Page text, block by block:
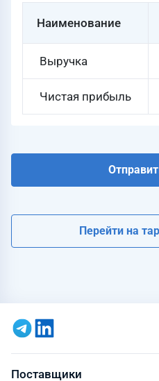
Наименование
Выручка
Чистая прибыль
Перейти на
Поставщики